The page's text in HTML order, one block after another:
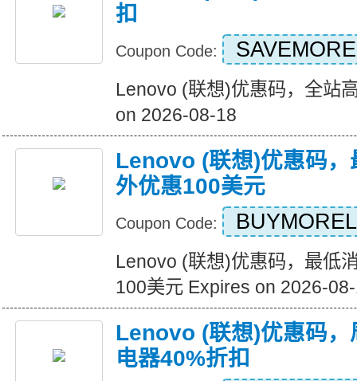
扣
Coupon Code: SAVEMORE
Lenovo (联想)优惠码，全站
on 2026-08-18
Lenovo (联想)优惠码，
外优惠100美元
Coupon Code:
Lenovo (联想)优惠码，最低
100美元 Expires on 2026-
Lenovo (联想)优惠码，
电器40%折扣